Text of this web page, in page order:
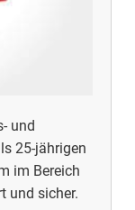
und
25-jährigen
im Bereich
und sicher.